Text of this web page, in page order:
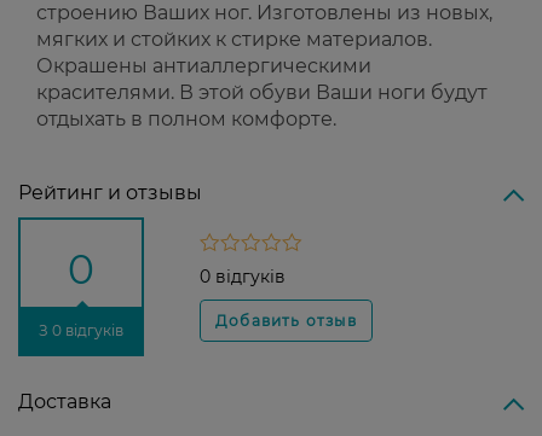
строению Ваших ног. Изготовлены из новых,
мягких и стойких к стирке материалов.
Окрашены антиаллергическими
красителями. В этой обуви Ваши ноги будут
отдыхать в полном комфорте.
Рейтинг и отзывы
0
З 0 відгуків
0 відгуків
Доставка